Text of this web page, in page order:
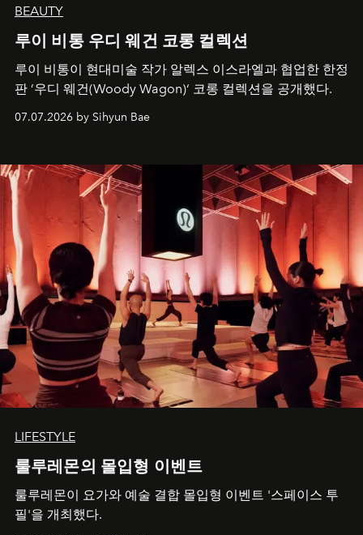
BEAUTY
루이 비통 우디 웨건 코롱 컬렉션
루이 비통이 현대미술 작가 알렉스 이스라엘과 협업한 한정
판 ’우디 웨건(Woody Wagon)‘ 코롱 컬렉션을 공개했다.
07.07.2026 by Sihyun Bae
LIFESTYLE
룰루레몬의 몰입형 이벤트
룰루레몬이 요가와 예술 결합 몰입형 이벤트 '스페이스 투
필'을 개최했다.